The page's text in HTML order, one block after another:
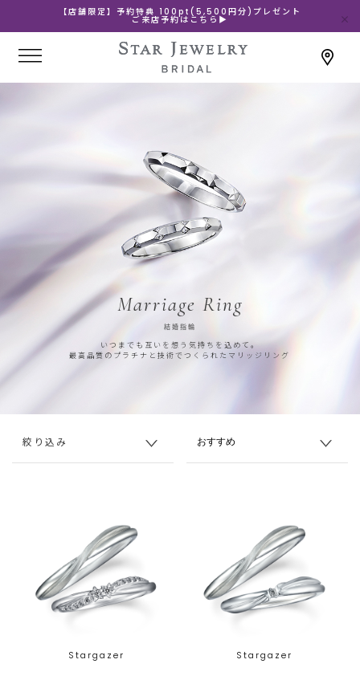
【店舗限定】予約特典 100pt(5,500円分)プレゼント
ご来店予約はこちら▶
Marriage Ring
結婚指輪
いつまでも互いを想う気持ちを込めて。
最高品質のプラチナと技術でつくられたマリッジリング
絞り込み
Stargazer Stargazer